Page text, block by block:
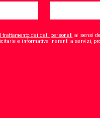
trattamento dei dati personali ai sensi
e informative inerenti a servizi,